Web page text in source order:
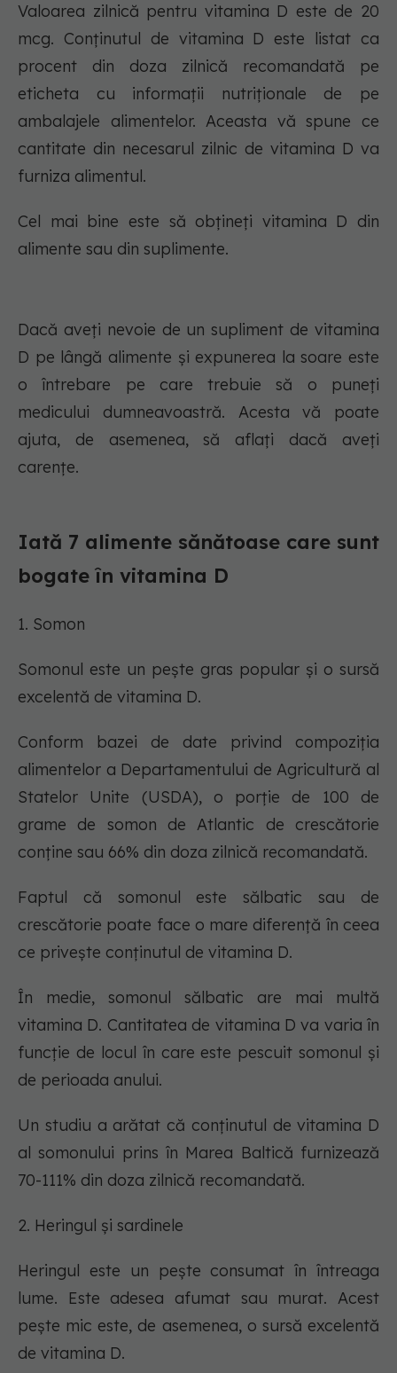
Valoarea zilnică pentru vitamina D este de 20
mcg. Conținutul de vitamina D este listat ca
procent din doza zilnică recomandată pe
eticheta cu informații nutriționale de pe
ambalajele alimentelor. Aceasta vă spune ce
cantitate din necesarul zilnic de vitamina D va
furniza alimentul.
Cel mai bine este să obțineți vitamina D din
alimente sau din suplimente.
Dacă aveți nevoie de un supliment de vitamina
D pe lângă alimente și expunerea la soare este
o întrebare pe care trebuie să o puneți
medicului dumneavoastră. Acesta vă poate
ajuta, de asemenea, să aflați dacă aveți
carențe.
Iată 7 alimente sănătoase care sunt
bogate în vitamina D
1. Somon
Somonul este un pește gras popular și o sursă
excelentă de vitamina D.
Conform bazei de date privind compoziția
alimentelor a Departamentului de Agricultură al
Statelor Unite (USDA), o porție de 100 de
grame de somon de Atlantic de crescătorie
conține sau 66% din doza zilnică recomandată.
Faptul că somonul este sălbatic sau de
crescătorie poate face o mare diferență în ceea
ce privește conținutul de vitamina D.
În medie, somonul sălbatic are mai multă
vitamina D. Cantitatea de vitamina D va varia în
funcție de locul în care este pescuit somonul și
de perioada anului.
Un studiu a arătat că conținutul de vitamina D
al somonului prins în Marea Baltică furnizează
70-111% din doza zilnică recomandată.
2. Heringul și sardinele
Heringul este un pește consumat în întreaga
lume. Este adesea afumat sau murat. Acest
pește mic este, de asemenea, o sursă excelentă
de vitamina D.